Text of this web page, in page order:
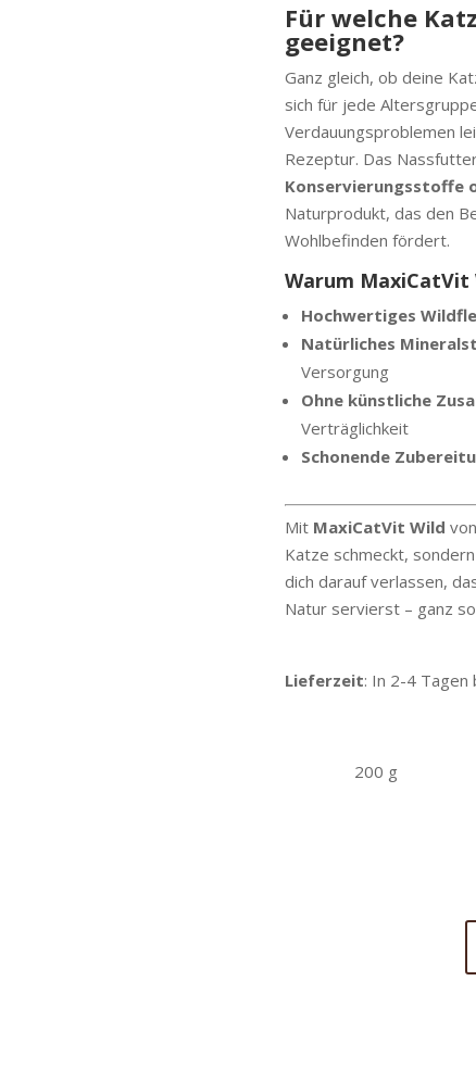
Für welche
geeignet?
Ganz gleich, ob deine
sich für jede
Verdauungsproblemen
Rezeptur. Das
Konservierungsstoffe
Naturprodukt, das den
Wohlbefinden fördert.
Warum MaxiCatVit
Hochwertiges
Natürliches
Versorgung
Ohne künstliche
Verträglichkeit
Schonende
Mit MaxiCatVit Wild
Katze schmeckt,
dich darauf verlassen,
Natur servierst – ganz
Lieferzeit: In 2-4 Tagen
200 g